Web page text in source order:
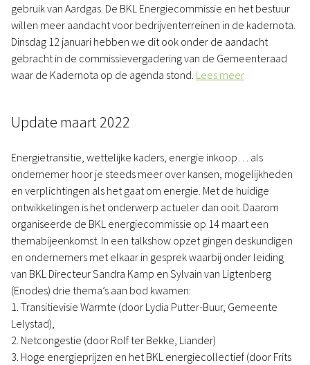
gebruik van Aardgas. De BKL Energiecommissie en het bestuur
willen meer aandacht voor bedrijventerreinen in de kadernota.
Dinsdag 12 januari hebben we dit ook onder de aandacht
gebracht in de commissievergadering van de Gemeenteraad
waar de Kadernota op de agenda stond. Lees meer
Update maart 2022
Energietransitie, wettelijke kaders, energie inkoop… als
ondernemer hoor je steeds meer over kansen, mogelijkheden
en verplichtingen als het gaat om energie. Met de huidige
ontwikkelingen is het onderwerp actueler dan ooit. Daarom
organiseerde de BKL energiecommissie op 14 maart een
themabijeenkomst. In een talkshow opzet gingen deskundigen
en ondernemers met elkaar in gesprek waarbij onder leiding
van BKL Directeur Sandra Kamp en Sylvain van Ligtenberg
(Enodes) drie thema’s aan bod kwamen:
1. Transitievisie Warmte (door Lydia Putter-Buur, Gemeente
Lelystad),
2. Netcongestie (door Rolf ter Bekke, Liander)
3. Hoge energieprijzen en het BKL energiecollectief (door Frits